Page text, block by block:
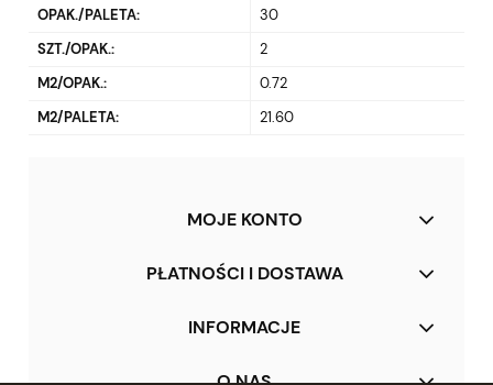
OPAK./PALETA:
30
SZT./OPAK.:
2
M2/OPAK.:
0.72
M2/PALETA:
21.60
MOJE KONTO
PŁATNOŚCI I DOSTAWA
INFORMACJE